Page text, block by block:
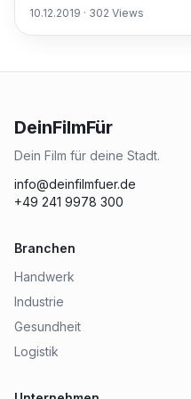
10.12.2019 · 302 Views
DeinFilmFür
Dein Film für deine Stadt.
info@deinfilmfuer.de
+49 241 9978 300
Branchen
Handwerk
Industrie
Gesundheit
Logistik